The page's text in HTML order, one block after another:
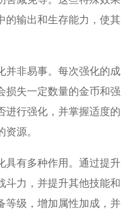
的输出和生存能力，使其
并非易事。每次强化的成
损失一定数量的金币和强
进行强化，并掌握适度的
源。
具有多种作用。通过提升
斗力，并提升其他技能和
等级，增加属性加成，并